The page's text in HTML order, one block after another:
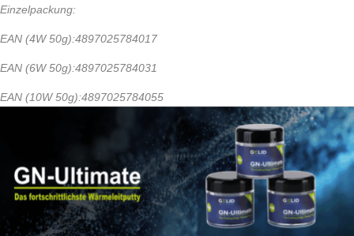
Einzelpackung:
EAN (4W 50g):4897025784017
EAN (6W 50g):4897025784031
EAN (10W 50g):4897025784055